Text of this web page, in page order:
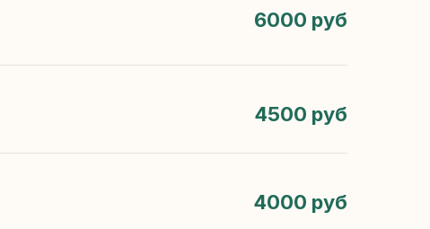
6000 руб
4500 руб
4000 руб